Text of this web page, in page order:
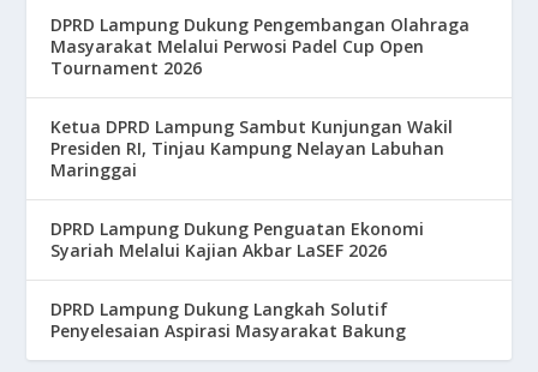
DPRD Lampung Dukung Pengembangan Olahraga
Masyarakat Melalui Perwosi Padel Cup Open
Tournament 2026
Ketua DPRD Lampung Sambut Kunjungan Wakil
Presiden RI, Tinjau Kampung Nelayan Labuhan
Maringgai
DPRD Lampung Dukung Penguatan Ekonomi
Syariah Melalui Kajian Akbar LaSEF 2026
DPRD Lampung Dukung Langkah Solutif
Penyelesaian Aspirasi Masyarakat Bakung